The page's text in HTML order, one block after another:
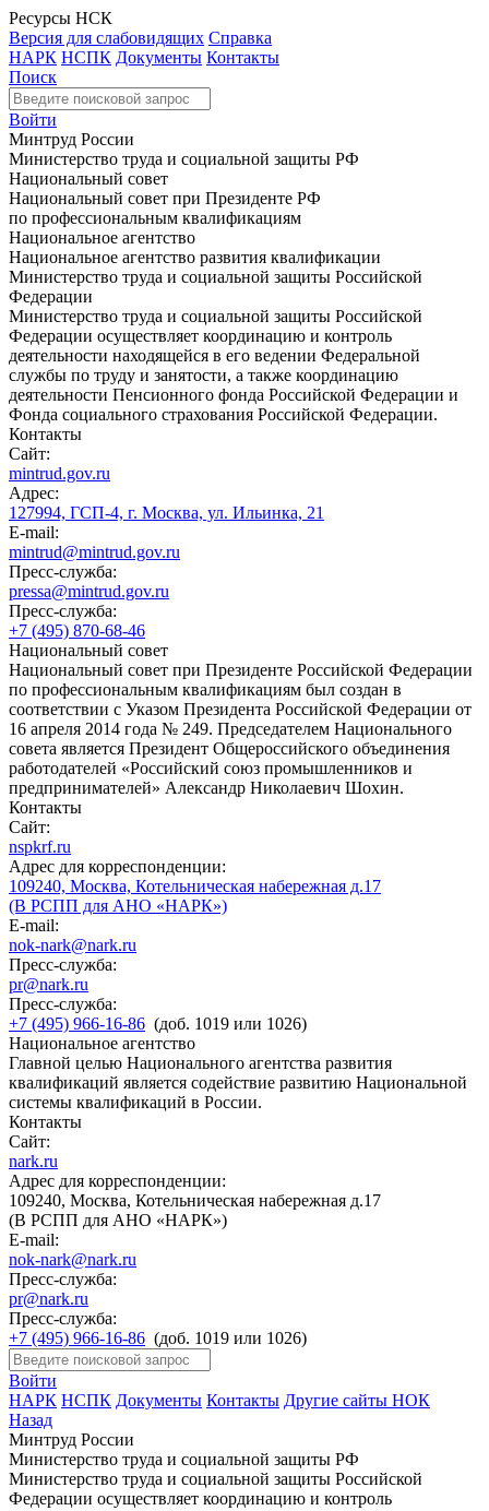
Ресурсы НСК
Версия для слабовидящих Справка
НАРК НСПК Документы Контакты
Поиск
Войти
Минтруд России
Министерство труда и социальной защиты РФ
Национальный совет
Национальный совет при Президенте РФ
по профессиональным квалификациям
Национальное агентство
Национальное агентство развития квалификации
Министерство труда и социальной защиты Российской
Федерации
Министерство труда и социальной защиты Российской
Федерации осуществляет координацию и контроль
деятельности находящейся в его ведении Федеральной
службы по труду и занятости, а также координацию
деятельности Пенсионного фонда Российской Федерации и
Фонда социального страхования Российской Федерации.
Контакты
Сайт:
mintrud.gov.ru
Адрес:
127994, ГСП-4, г. Москва, ул. Ильинка, 21
E-mail:
mintrud@mintrud.gov.ru
Пресс-служба:
pressa@mintrud.gov.ru
Пресс-служба:
+7 (495) 870-68-46
Национальный совет
Национальный совет при Президенте Российской Федерации
по профессиональным квалификациям был создан в
соответствии с Указом Президента Российской Федерации от
16 апреля 2014 года № 249. Председателем Национального
совета является Президент Общероссийского объединения
работодателей «Российский союз промышленников и
предпринимателей» Александр Николаевич Шохин.
Контакты
Сайт:
nspkrf.ru
Адрес для корреспонденции:
109240, Москва, Котельническая набережная д.17
(В РСПП для АНО «НАРК»)
E-mail:
nok-nark@nark.ru
Пресс-служба:
pr@nark.ru
Пресс-служба:
+7 (495) 966-16-86 (доб. 1019 или 1026)
Национальное агентство
Главной целью Национального агентства развития
квалификаций является содействие развитию Национальной
системы квалификаций в России.
Контакты
Сайт:
nark.ru
Адрес для корреспонденции:
109240, Москва, Котельническая набережная д.17
(В РСПП для АНО «НАРК»)
E-mail:
nok-nark@nark.ru
Пресс-служба:
pr@nark.ru
Пресс-служба:
+7 (495) 966-16-86 (доб. 1019 или 1026)
Войти
НАРК НСПК Документы Контакты Другие сайты НОК
Назад
Минтруд России
Министерство труда и социальной защиты РФ
Министерство труда и социальной защиты Российской
Федерации осуществляет координацию и контроль